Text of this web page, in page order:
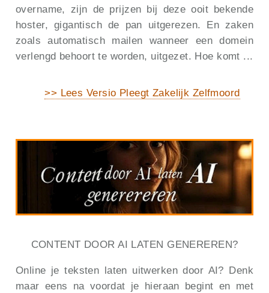
overname, zijn de prijzen bij deze ooit bekende
hoster, gigantisch de pan uitgerezen. En zaken
zoals automatisch mailen wanneer een domein
verlengd behoort te worden, uitgezet. Hoe komt ...
>> Lees Versio Pleegt Zakelijk Zelfmoord
CONTENT DOOR AI LATEN GENEREREN?
Online je teksten laten uitwerken door AI? Denk
maar eens na voordat je hieraan begint en met